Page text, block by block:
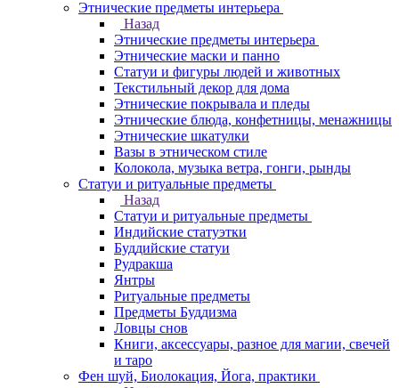
Этнические предметы интерьера
Назад
Этнические предметы интерьера
Этнические маски и панно
Статуи и фигуры людей и животных
Текстильный декор для дома
Этнические покрывала и пледы
Этнические блюда, конфетницы, менажницы
Этнические шкатулки
Вазы в этническом стиле
Колокола, музыка ветра, гонги, рынды
Статуи и ритуальные предметы
Назад
Статуи и ритуальные предметы
Индийские статуэтки
Буддийские статуи
Рудракша
Янтры
Ритуальные предметы
Предметы Буддизма
Ловцы снов
Книги, аксессуары, разное для магии, свечей
и таро
Фен шуй, Биолокация, Йога, практики